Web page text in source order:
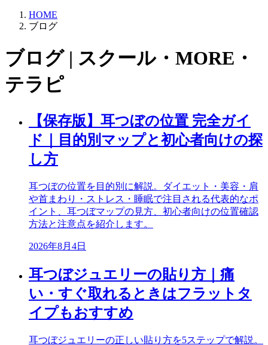
HOME
ブログ
ブログ | スクール・MORE・
テラピ
【保存版】耳つぼの位置 完全ガイ
ド｜目的別マップと初心者向けの探
し方
耳つぼの位置を目的別に解説。ダイエット・美容・肩
や首まわり・ストレス・睡眠で注目される代表的なポ
イント、耳つぼマップの見方、初心者向けの位置確認
方法と注意点を紹介します。
2026年8月4日
耳つぼジュエリーの貼り方｜痛
い・すぐ取れるときはフラットタ
イプもおすすめ
耳つぼジュエリーの正しい貼り方を5ステップで解説。